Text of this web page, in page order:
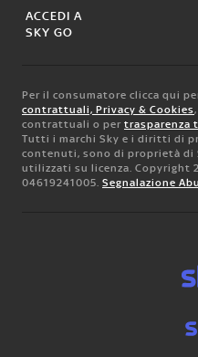
ACCEDI A
SKY GO
Per il consumatore clicca qui
contrattuali, Privacy & Cookies
contrattuali o per trasparenza
Tutti i marchi Sky e i diritti di
contenuti, sono di proprietà di
utilizzati su licenza. Copyright
04619241005. Segnalazione